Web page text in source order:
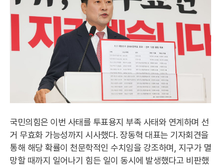
국민의힘은 이번 사태를 투표용지 부족 사태와 연계하며 선
거 무효화 가능성까지 시사했다. 장동혁 대표는 기자회견을
통해 해당 확률이 천문학적인 수치임을 강조하며, 지구가 멸
망할 때까지 일어나기 힘든 일이 동시에 발생했다고 비판했